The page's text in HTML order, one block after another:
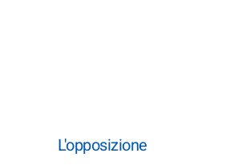
L'opposizione